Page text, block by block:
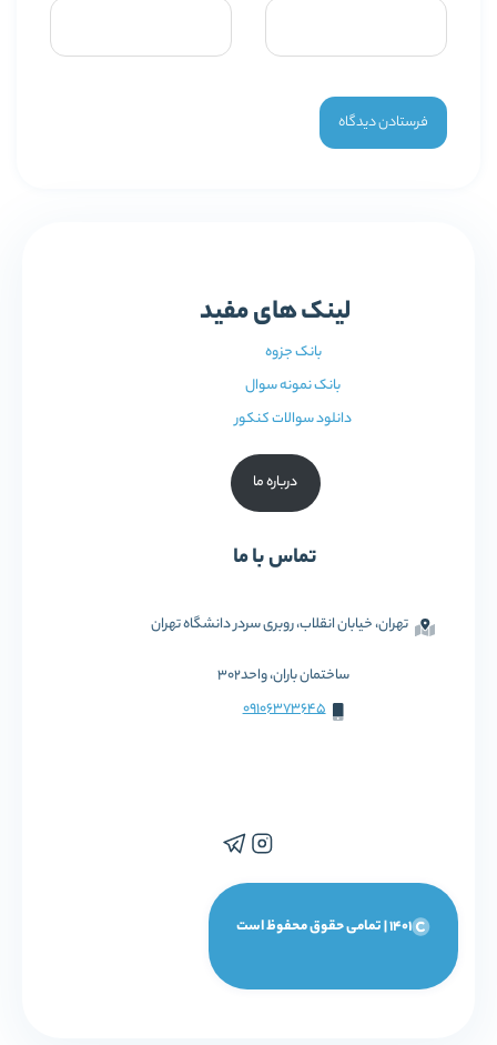
لینک های مفید
بانک جزوه
بانک نمونه سوال
دانلود سوالات کنکور
درباره ما
تماس با ما
تهران، خیابان انقلاب، روبری سردر دانشگاه تهران
ساختمان باران، واحد302
09106373645
1401 | تمامی حقوق محفوظ است